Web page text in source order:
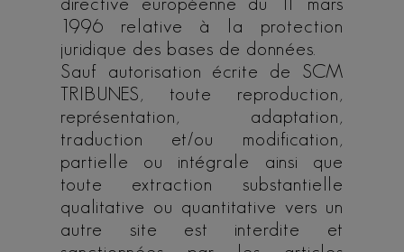
1996 relative à la protection
juridique des bases de données.
Sauf autorisation écrite de SCM
TRIBUNES, toute reproduction,
représentation, adaptation,
traduction et/ou modification,
partielle ou intégrale ainsi que
toute extraction substantielle
qualitative ou quantitative vers un
autre site est interdite et